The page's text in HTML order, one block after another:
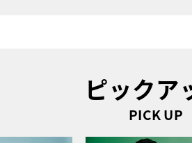
ピックア
PICK UP